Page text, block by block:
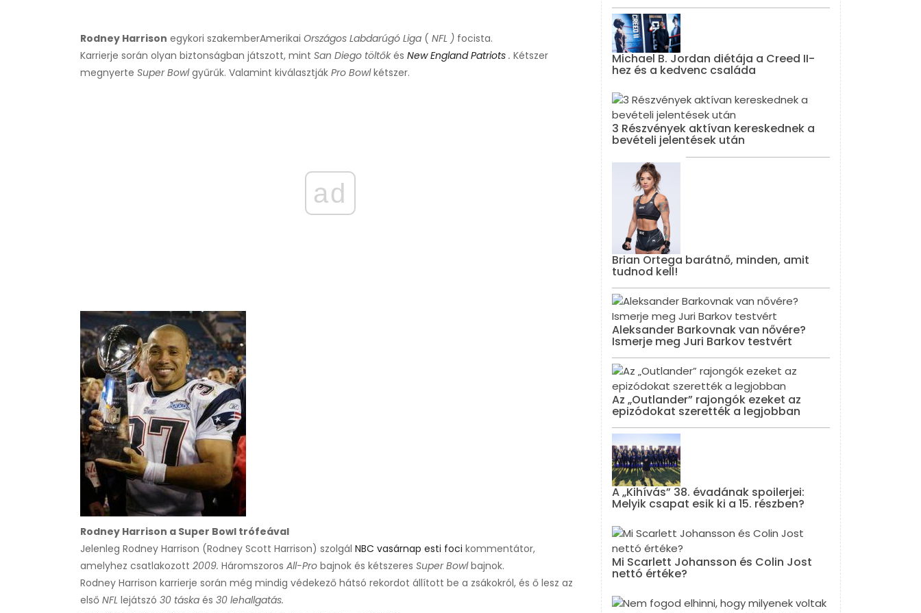
Rodney Harrison egykori szakemberAmerikai Országos Labdarúgó Liga ( NFL ) focista.
Karrierje során olyan biztonságban játszott, mint San Diego töltőkés New England Patriots . Kétszer
megnyerte Super Bowlgyűrűk. Valamint kiválasztják Pro Bowlkétszer.
ad
Rodney Harrison a Super Bowl trófeával
Jelenleg Rodney Harrison (Rodney Scott Harrison) szolgál NBC vasárnap esti foci kommentátor,
amelyhez csatlakozott 2009. Háromszoros All-Pro bajnok és kétszeres Super Bowlbajnok.
Rodney Harrison karrierje során még mindig védekező hátsó rekordot állított be a zsákokról, és ő lesz az
első NFL lejátszó 30 táska és 30 lehallgatás.
Michael B. Jordan diétája a Creed II-
hez és a kedvenc családa
3 Részvények aktívan kereskednek a
bevételi jelentések után
Brian Ortega barátnő, minden, amit
tudnod kell!
Aleksander Barkovnak van nővére?
Ismerje meg Juri Barkov testvért
Az „Outlander” rajongók ezeket az
epizódokat szerették a legjobban
A „Kihívás” 38. évadának spoilerjei:
Melyik csapat esik ki a 15. részben?
Mi Scarlett Johansson és Colin Jost
nettó értéke?